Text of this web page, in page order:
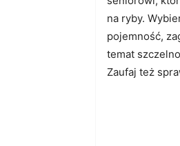
na ryby.
pojemność,
temat
Zaufaj też